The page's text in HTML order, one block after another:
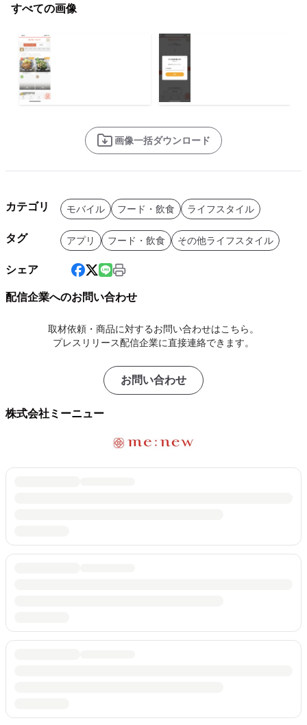
すべての画像
画像一括ダウンロード
カテゴリ モバイル フード・飲食 ライフスタイル
タグ アプリ フード・飲食 その他ライフスタイル
シェア
配信企業へのお問い合わせ
取材依頼・商品に対するお問い合わせはこちら。
プレスリリース配信企業に直接連絡できます。
お問い合わせ
株式会社ミーニュー